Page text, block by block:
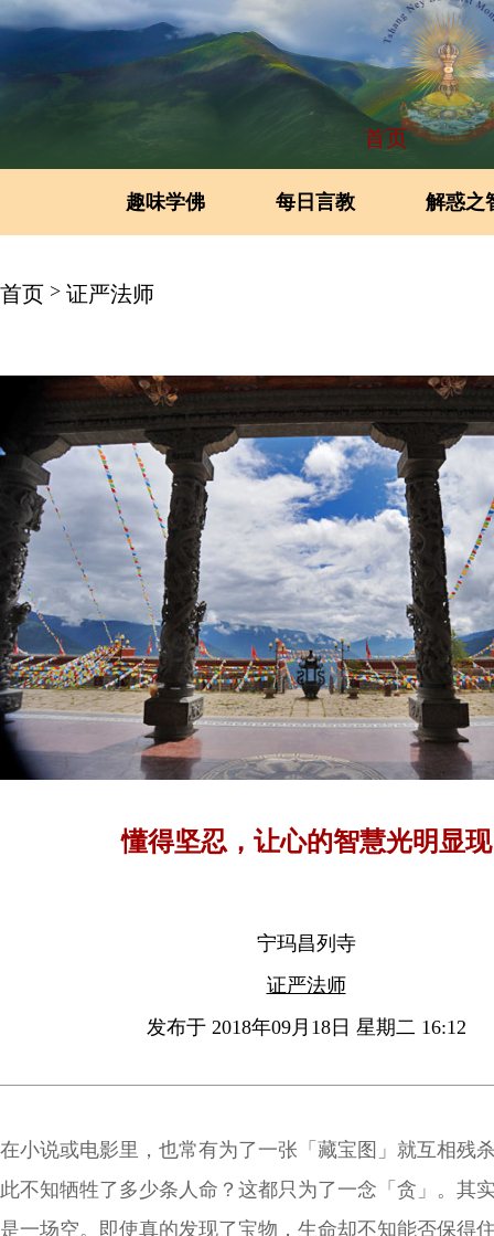
首页
趣味学佛 每日言教 解惑之
首页 > 证严法师
懂得坚忍，让心的智慧光明显现
宁玛昌列寺
证严法师
发布于 2018年09月18日 星期二 16:12
在小说或电影里，也常有为了一张「藏宝图」就互相残
此不知牺牲了多少条人命？这都只为了一念「贪」。其
是一场空。即使真的发现了宝物，生命却不知能否保得